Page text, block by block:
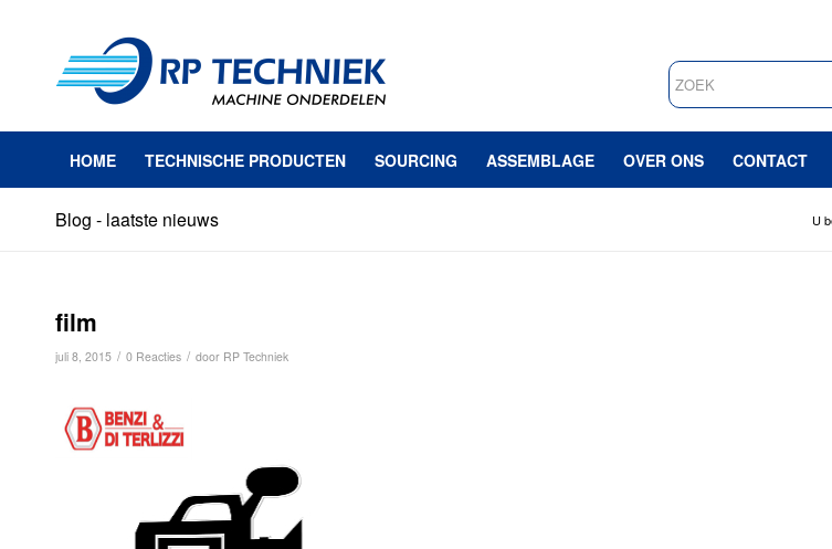
HOME TECHNISCHE PRODUCTEN SOURCING ASSEMBLAGE OVER ONS CONTACT
Blog - laatste nieuws U
film
juli 8, 2015 / 0 Reacties / door RP Techniek